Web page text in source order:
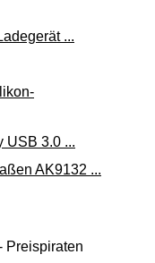
...
USB 3.0 ...
AK9132 ...
Preispiraten